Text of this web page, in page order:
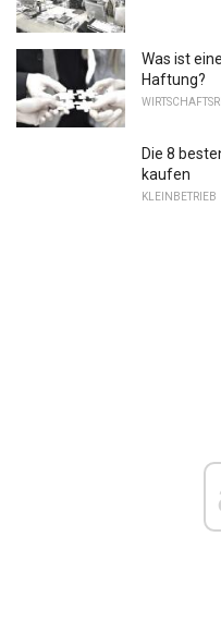
Was ist
Haftung?
Die 8
kaufen
KLEINBETRIEB